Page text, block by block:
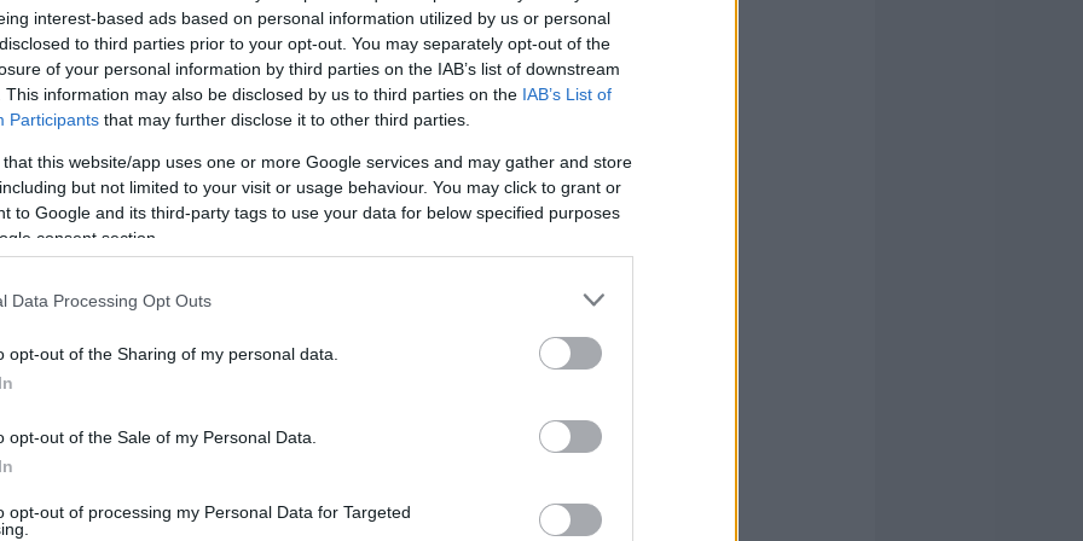
interest-based ads based on personal information utilized by us or personal
to third parties prior to your opt-out. You may separately opt-out of the
of your personal information by third parties on the IAB’s list of downstream
This information may also be disclosed by us to third parties on the IAB’s List of
Participants that may further disclose it to other third parties.
that this website/app uses one or more Google services and may gather and store
but not limited to your visit or usage behaviour. You may click to grant or
to Google and its third-party tags to use your data for below specified purposes
consent section.
Data Processing Opt Outs
opt-out of the Sharing of my personal data.
opt-out of the Sale of my Personal Data.
opt-out of processing my Personal Data for Targeted
Κλάιμπερν και Τόμας Σατοράνσκι να
τον Γιουσούφα Φαλ να λείπει με πρόβλημα
τον Τόκο Σενγκέλια (17 πόντοι 6
από τους υπόλοιπους παίκτες.
77-102